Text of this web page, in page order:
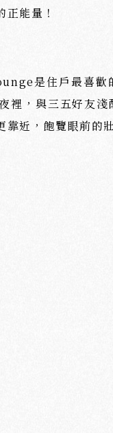
能量！
是住戶最喜歡
裡，與三五好友
近，飽覽眼前的